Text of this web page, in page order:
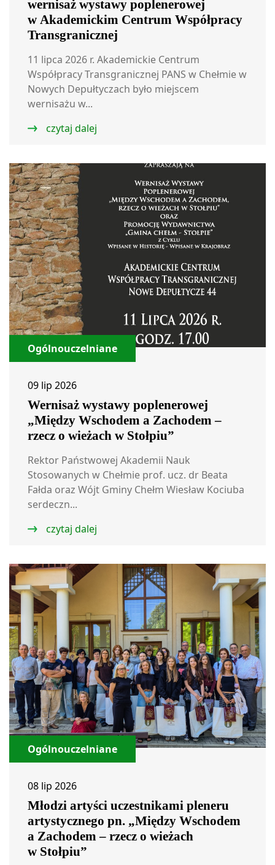
wernisaż wystawy poplenerowej
w Akademickim Centrum Współpracy
Transgranicznej
11 lipca 2026 r. Akademickie Centrum
Współpracy Transgranicznej PANS w Chełmie w
Nowych Depułtyczach było miejscem
wernisażu w...
czytaj dalej
Ogólnouczelniane
09 lip 2026
Wernisaż wystawy poplenerowej
„Między Wschodem a Zachodem –
rzecz o wieżach w Stołpiu”
Rektor Państwowej Akademii Nauk
Stosowanych w Chełmie prof. ucz. dr Beata
Fałda oraz Wójt Gminy Chełm Wiesław Kociuba
serdeczn...
czytaj dalej
Ogólnouczelniane
08 lip 2026
Młodzi artyści uczestnikami pleneru
artystycznego pn. „Między Wschodem
a Zachodem – rzecz o wieżach
w Stołpiu”